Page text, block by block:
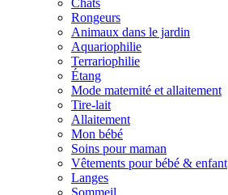
Chats
Rongeurs
Animaux dans le jardin
Aquariophilie
Terrariophilie
Étang
Mode maternité et allaitement
Tire-lait
Allaitement
Mon bébé
Soins pour maman
Vêtements pour bébé & enfant
Langes
Sommeil